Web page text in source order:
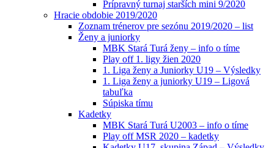
Prípravný turnaj starších mini 9/2020
Hracie obdobie 2019/2020
Zoznam trénerov pre sezónu 2019/2020 – list
Ženy a juniorky
MBK Stará Turá ženy – info o tíme
Play off 1. ligy žien 2020
1. Liga ženy a Juniorky U19 – Výsledky
1. Liga ženy a juniorky U19 – Ligová
tabuľka
Súpiska tímu
Kadetky
MBK Stará Turá U2003 – info o tíme
Play off MSR 2020 – kadetky